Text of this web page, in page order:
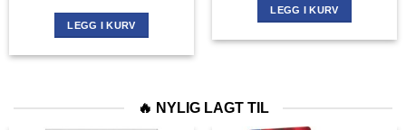
LEGG I KURV
LEGG I KURV
🔥 NYLIG LAGT TIL